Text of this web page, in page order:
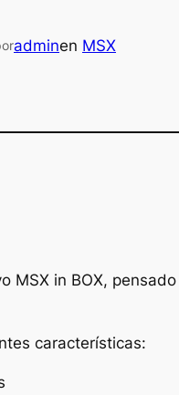
adminen MSX
MSX in BOX,
características: